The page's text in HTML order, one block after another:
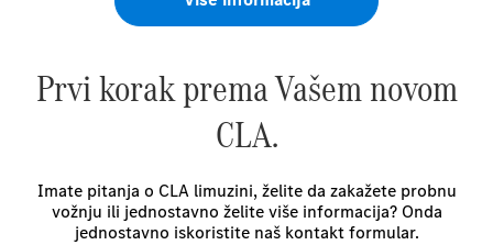
Prvi korak prema Vašem novom
CLA.
Imate pitanja o CLA limuzini, želite da zakažete probnu
vožnju ili jednostavno želite više informacija? Onda
jednostavno iskoristite naš kontakt formular.